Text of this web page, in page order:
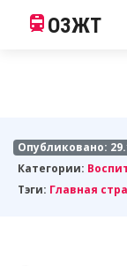
ОЗЖТ
Опубликовано:
Категории:
Тэги: Главная